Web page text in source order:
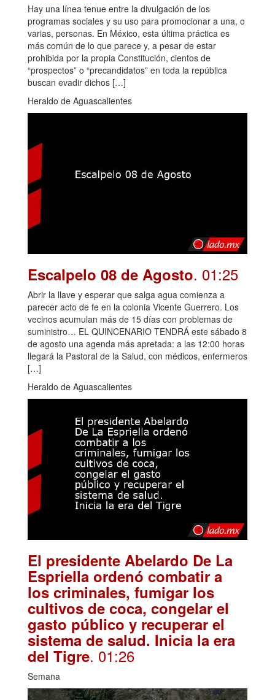
Hay una línea tenue entre la divulgación de los
programas sociales y su uso para promocionar a una, o
varias, personas. En México, esta última práctica es
más común de lo que parece y, a pesar de estar
prohibida por la propia Constitución, cientos de
“prospectos” o “precandidatos” en toda la república
buscan evadir dichos […]
Heraldo de Aguascalientes
Escalpelo 08 de Agosto. 01:25
Abrir la llave y esperar que salga agua comienza a
parecer acto de fe en la colonia Vicente Guerrero. Los
vecinos acumulan más de 15 días con problemas de
suministro… EL QUINCENARIO TENDRÁ este sábado 8
de agosto una agenda más apretada: a las 12:00 horas
llegará la Pastoral de la Salud, con médicos, enfermeros
[…]
Heraldo de Aguascalientes
El presidente Abelardo De La
Espriella ordenó combatir a
los criminales, fumigar los
cultivos de coca, congelar el
gasto público y recuperar el
sistema de salud. Inicia la era
del Tigre. 01:26
Semana